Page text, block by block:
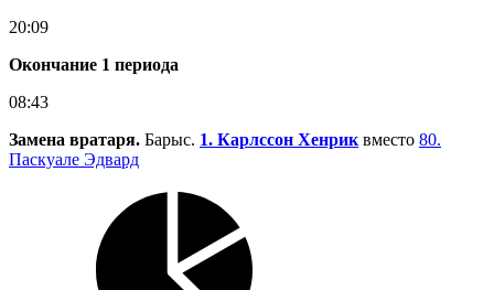
20:09
Окончание 1 периода
08:43
Замена вратаря. Барыс. 1. Карлссон Хенрик вместо 80.
Паскуале Эдвард